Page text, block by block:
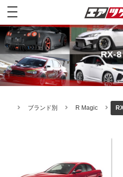
toggle
RX-8
ブランド別 R Magic